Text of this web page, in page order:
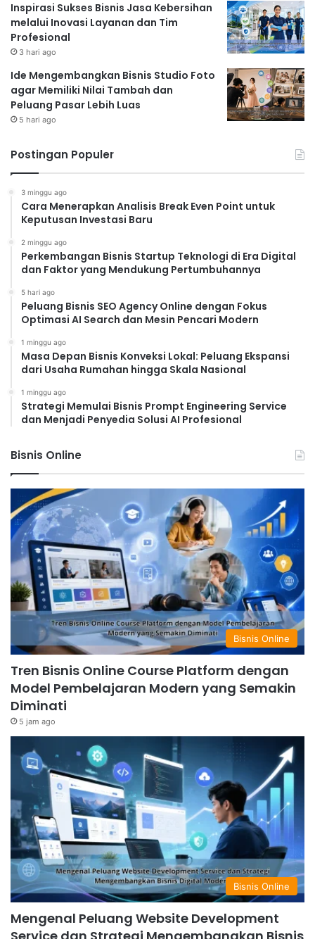
Inspirasi Sukses Bisnis Jasa Kebersihan
melalui Inovasi Layanan dan Tim
Profesional
3 hari ago
Ide Mengembangkan Bisnis Studio Foto
agar Memiliki Nilai Tambah dan
Peluang Pasar Lebih Luas
5 hari ago
Postingan Populer
3 minggu ago
Cara Menerapkan Analisis Break Even Point untuk
Keputusan Investasi Baru
2 minggu ago
Perkembangan Bisnis Startup Teknologi di Era Digital
dan Faktor yang Mendukung Pertumbuhannya
5 hari ago
Peluang Bisnis SEO Agency Online dengan Fokus
Optimasi AI Search dan Mesin Pencari Modern
1 minggu ago
Masa Depan Bisnis Konveksi Lokal: Peluang Ekspansi
dari Usaha Rumahan hingga Skala Nasional
1 minggu ago
Strategi Memulai Bisnis Prompt Engineering Service
dan Menjadi Penyedia Solusi AI Profesional
Bisnis Online
Bisnis Online
Tren Bisnis Online Course Platform dengan
Model Pembelajaran Modern yang Semakin
Diminati
5 jam ago
Bisnis Online
Mengenal Peluang Website Development